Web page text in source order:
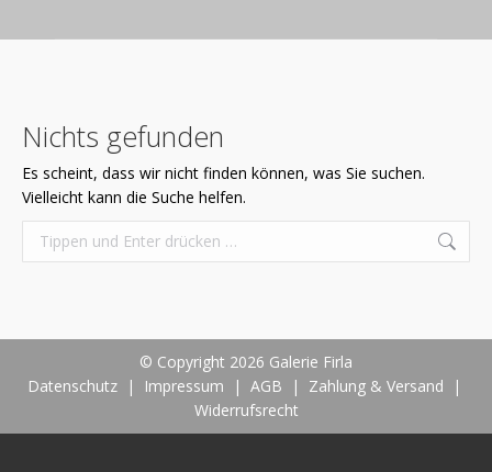
Nichts gefunden
Es scheint, dass wir nicht finden können, was Sie suchen.
Vielleicht kann die Suche helfen.
Search:
© Copyright 2026 Galerie Firla
Datenschutz| Impressum | AGB | Zahlung & Versand |
Widerrufsrecht